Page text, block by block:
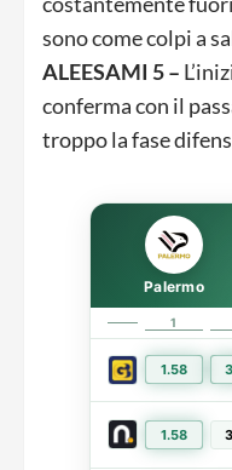
sono come colpi a
ALEESAMI 5 –
conferma con il
troppo la fase
Palermo
1
1.58
1.58